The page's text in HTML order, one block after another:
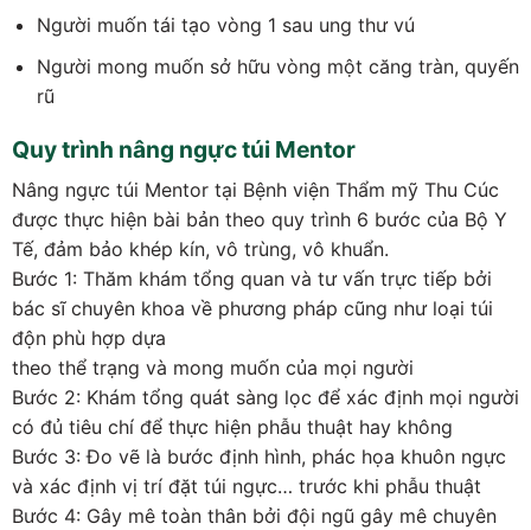
Người muốn tái tạo vòng 1 sau ung thư vú
Người mong muốn sở hữu vòng một căng tràn, quyến
rũ
Quy trình nâng ngực túi Mentor
Nâng ngực túi Mentor tại Bệnh viện Thẩm mỹ Thu Cúc
được thực hiện bài bản theo quy trình 6 bước của Bộ Y
Tế, đảm bảo khép kín, vô trùng, vô khuẩn.
Bước 1: Thăm khám tổng quan và tư vấn trực tiếp bởi
bác sĩ chuyên khoa về phương pháp cũng như loại túi
độn phù hợp dựa
theo thể trạng và mong muốn của mọi người
Bước 2: Khám tổng quát sàng lọc để xác định mọi người
có đủ tiêu chí để thực hiện phẫu thuật hay không
Bước 3: Đo vẽ là bước định hình, phác họa khuôn ngực
và xác định vị trí đặt túi ngực… trước khi phẫu thuật
Bước 4: Gây mê toàn thân bởi đội ngũ gây mê chuyên